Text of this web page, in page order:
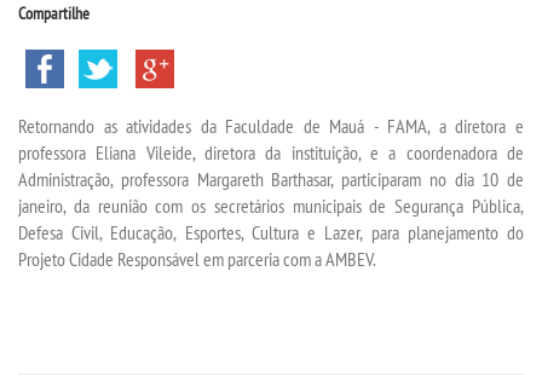
TRANSFERÊNCIA
SEGUNDA GRADUAÇÃO
Compartilhe
Retornando as atividades da Faculdade de Mauá - FAMA, a diretora e
professora Eliana Vileide, diretora da instituição, e a coordenadora de
Administração, professora Margareth Barthasar, participaram no dia 10 de
janeiro, da reunião com os secretários municipais de Segurança Pública,
Defesa Civil, Educação, Esportes, Cultura e Lazer, para planejamento do
Projeto Cidade Responsável em parceria com a AMBEV.